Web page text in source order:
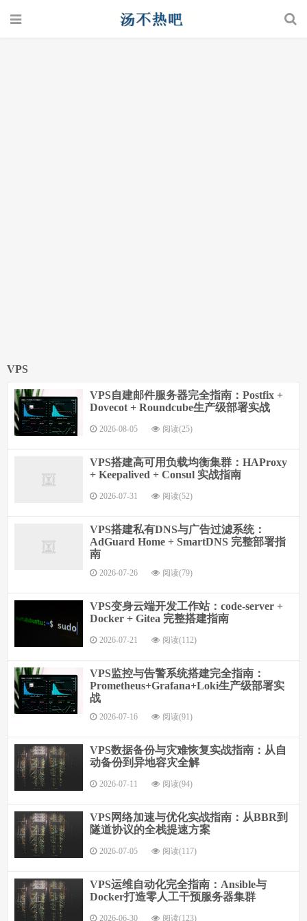
VPS
VPS自建邮件服务器完全指南：Postfix +
Dovecot + Roundcube生产级部署实战
2026-08-05 阅读(25)
VPS搭建高可用负载均衡集群：HAProxy
+ Keepalived + Consul 实战指南
2026-07-31 阅读(52)
VPS搭建私有DNS与广告过滤系统：
AdGuard Home + SmartDNS 完整部署指
南
2026-07-26 阅读(79)
VPS变身云端开发工作站：code-server +
Docker + Gitea 完整搭建指南
2026-07-21 阅读(112)
VPS监控与告警系统搭建完全指南：
Prometheus+Grafana+Loki生产级部署实
战
2026-07-16 阅读(91)
VPS数据备份与灾难恢复实战指南：从自
动备份到异地容灾全解
2026-07-11 阅读(94)
VPS网络加速与优化实战指南：从BBR到
隧道协议的全栈提速方案
2026-07-05 阅读(117)
VPS运维自动化完全指南：Ansible与
Docker打造零人工干预服务器集群
2026-06-30 阅读(123)